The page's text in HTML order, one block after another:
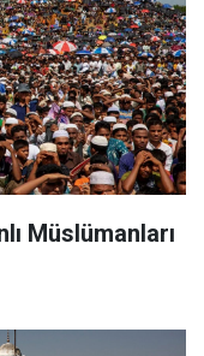
Müslümanları